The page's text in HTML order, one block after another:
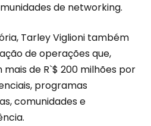
de networking.
Tarley Viglioni também
de operações que,
de R`$ 200 milhões por
programas
comunidades e